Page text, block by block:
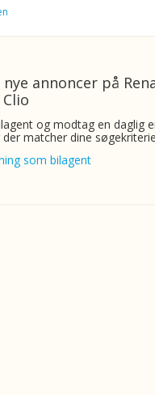
annoncer på
Clio
og modtag en daglig
matcher dine
som bilagent